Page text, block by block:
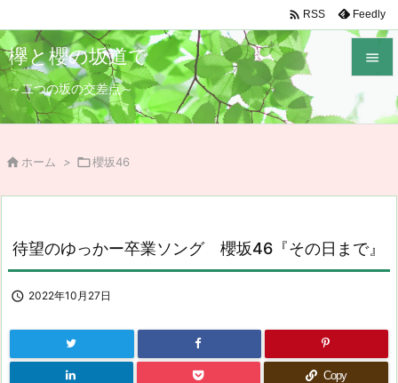
欅と櫻の坂道で
～二つの坂の交差点～


メニュ
次へ

 RSS Feedly
 ホーム > 櫻坂46
待望のゆっかー卒業ソング 櫻坂46『その日まで』
 2022年10月27日
Copy